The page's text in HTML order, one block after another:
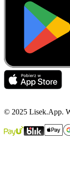
© 2025 Lisek.App.